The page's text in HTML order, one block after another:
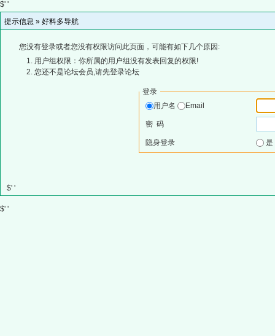
$' '
提示信息 » 好料多导航
您没有登录或者您没有权限访问此页面，可能有如下几个原因:
用户组权限：你所属的用户组没有发表回复的权限!
您还不是论坛会员,请先登录论坛
登录
用户名
Email
密 码
隐身登录
$' '
$' '